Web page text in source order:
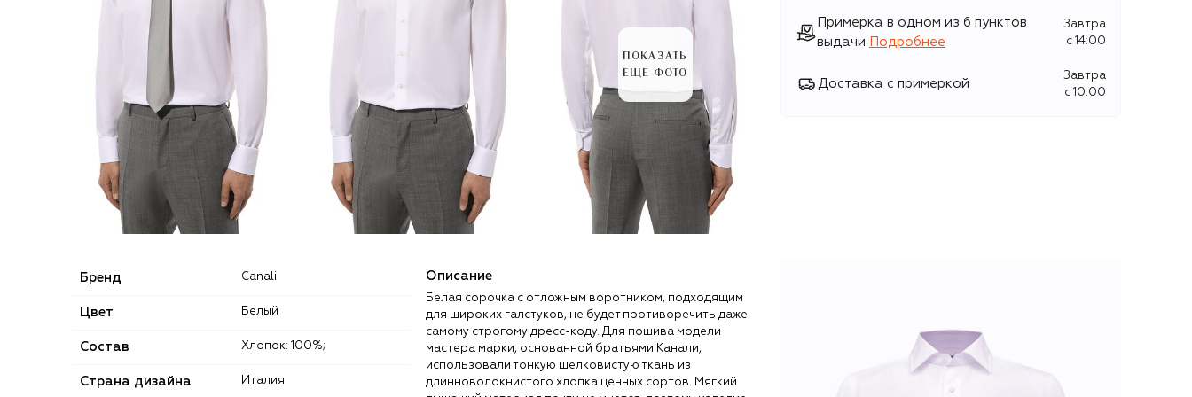
ПОКАЗАТЬ
ЕЩЕ ФОТО
Примерка в одном из 6 пунктов
выдачи
Подробнее
Завтра
c 14:00
Доставка с примеркой
Завтра
c 10:00
Бренд Canali
Цвет Белый
Состав Хлопок: 100%;
Страна дизайна Италия
Описание
Белая сорочка с отложным воротником, подходящим
для широких галстуков, не будет противоречить даже
самому строгому дресс-коду. Для пошива модели
мастера марки, основанной братьями Канали,
использовали тонкую шелковистую ткань из
длинноволокнистого хлопка ценных сортов. Мягкий